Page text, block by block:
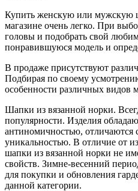
Купить женскую или мужскую
магазине очень легко. При
головы и подобрать свой
понравившуюся модель и
В продаже присутствуют
Подбирая по своему
особенности различных видов
Шапки из вязанной норки.
популярности. Изделия
антиномичностью, отличаются
уникальностью. В отличие от
шапки из вязанной норки не
свойств. Зимне-весенний
для покупки и обновления
данной категории.